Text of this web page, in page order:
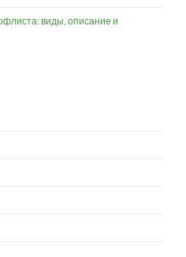
виды, описание и